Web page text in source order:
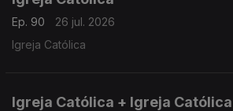
Ep. 90
26 jul. 2026
Igreja Católica
Igreja Católica + Igreja